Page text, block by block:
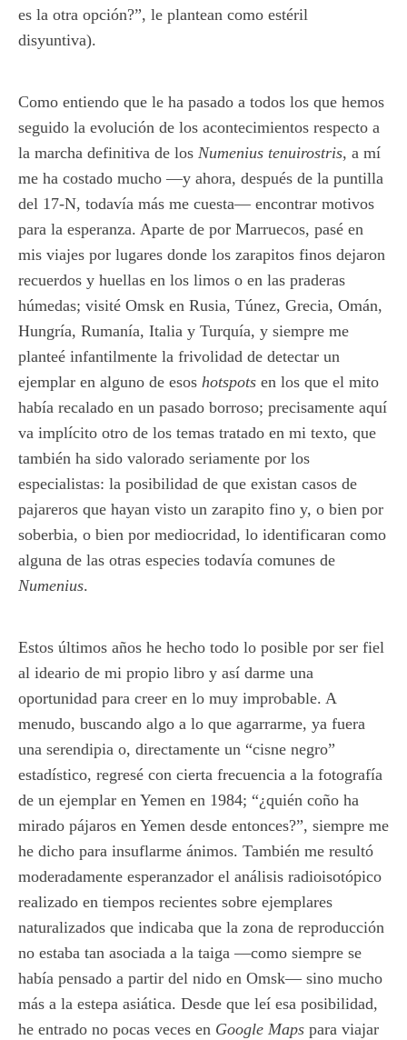
es la otra opción?”, le plantean como estéril
disyuntiva).
Como entiendo que le ha pasado a todos los que hemos
seguido la evolución de los acontecimientos respecto a
la marcha definitiva de los Numenius tenuirostris, a mí
me ha costado mucho —y ahora, después de la puntilla
del 17-N, todavía más me cuesta— encontrar motivos
para la esperanza. Aparte de por Marruecos, pasé en
mis viajes por lugares donde los zarapitos finos dejaron
recuerdos y huellas en los limos o en las praderas
húmedas; visité Omsk en Rusia, Túnez, Grecia, Omán,
Hungría, Rumanía, Italia y Turquía, y siempre me
planteé infantilmente la frivolidad de detectar un
ejemplar en alguno de esos hotspots en los que el mito
había recalado en un pasado borroso; precisamente aquí
va implícito otro de los temas tratado en mi texto, que
también ha sido valorado seriamente por los
especialistas: la posibilidad de que existan casos de
pajareros que hayan visto un zarapito fino y, o bien por
soberbia, o bien por mediocridad, lo identificaran como
alguna de las otras especies todavía comunes de
Numenius.
Estos últimos años he hecho todo lo posible por ser fiel
al ideario de mi propio libro y así darme una
oportunidad para creer en lo muy improbable. A
menudo, buscando algo a lo que agarrarme, ya fuera
una serendipia o, directamente un “cisne negro”
estadístico, regresé con cierta frecuencia a la fotografía
de un ejemplar en Yemen en 1984; “¿quién coño ha
mirado pájaros en Yemen desde entonces?”, siempre me
he dicho para insuflarme ánimos. También me resultó
moderadamente esperanzador el análisis radioisotópico
realizado en tiempos recientes sobre ejemplares
naturalizados que indicaba que la zona de reproducción
no estaba tan asociada a la taiga —como siempre se
había pensado a partir del nido en Omsk— sino mucho
más a la estepa asiática. Desde que leí esa posibilidad,
he entrado no pocas veces en Google Maps para viajar